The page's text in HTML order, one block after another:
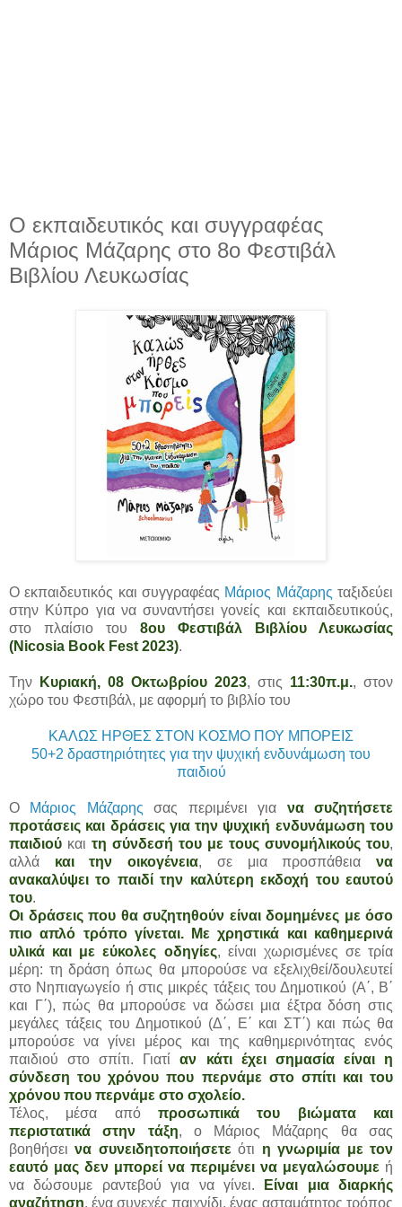
Ο εκπαιδευτικός και συγγραφέας
Μάριος Μάζαρης στο 8ο Φεστιβάλ
Βιβλίου Λευκωσίας
Ο εκπαιδευτικός και συγγραφέας Μάριος Μάζαρης ταξιδεύει
στην Κύπρο για να συναντήσει γονείς και εκπαιδευτικούς,
στο πλαίσιο του 8ου Φεστιβάλ Βιβλίου Λευκωσίας
(Nicosia Book Fest 2023).
Την Κυριακή, 08 Οκτωβρίου 2023, στις 11:30π.μ., στον
χώρο του Φεστιβάλ, με αφορμή το βιβλίο του
ΚΑΛΩΣ ΗΡΘΕΣ ΣΤΟΝ ΚΟΣΜΟ ΠΟΥ ΜΠΟΡΕΙΣ
50+2 δραστηριότητες για την ψυχική ενδυνάμωση του
παιδιού
O Μάριος Μάζαρης σας περιμένει για να συζητήσετε
προτάσεις και δράσεις για την ψυχική ενδυνάμωση του
παιδιού και τη σύνδεσή του με τους συνομήλικούς του,
αλλά και την οικογένεια, σε μια προσπάθειανα
ανακαλύψει το παιδί την καλύτερη εκδοχή του εαυτού
του.
Οι δράσεις που θα συζητηθούν είναι δομημένες με όσο
πιο απλό τρόπο γίνεται. Με χρηστικά και καθημερινά
υλικά και με εύκολες οδηγίες, είναι χωρισμένες σε τρία
μέρη: τη δράση όπως θα μπορούσε να εξελιχθεί/δουλευτεί
στο Νηπιαγωγείο ή στις μικρές τάξεις του Δημοτικού (Α΄, Β΄
και Γ΄), πώς θα μπορούσε να δώσει μια έξτρα δόση στις
μεγάλες τάξεις του Δημοτικού (Δ΄, Ε΄ και ΣΤ΄) και πώς θα
μπορούσε να γίνει μέρος και της καθημερινότητας ενός
παιδιού στο σπίτι. Γιατίαν κάτι έχει σημασία είναι η
σύνδεση του χρόνου που περνάμε στο σπίτι και του
χρόνου που περνάμε στο σχολείο.
Τέλος, μέσα από προσωπικά του βιώματα και
περιστατικά στην τάξη, ο Μάριος Μάζαρης θα σας
βοηθήσει να συνειδητοποιήσετεότι η γνωριμία με τον
εαυτό μας δεν μπορεί να περιμένει να μεγαλώσουμε ή
να δώσουμε ραντεβού για να γίνει.
Είναι μια διαρκής
αναζήτηση, ένα συνεχές παιχνίδι, ένας ασταμάτητος τρόπος